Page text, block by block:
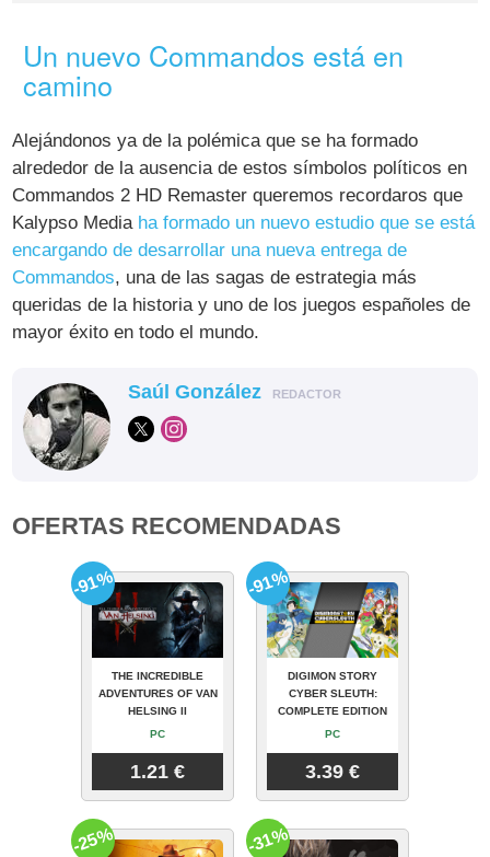
Un nuevo Commandos está en
camino
Alejándonos ya de la polémica que se ha formado
alrededor de la ausencia de estos símbolos políticos en
Commandos 2 HD Remaster queremos recordaros que
Kalypso Media ha formado un nuevo estudio que se está
encargando de desarrollar una nueva entrega de
Commandos, una de las sagas de estrategia más
queridas de la historia y uno de los juegos españoles de
mayor éxito en todo el mundo.
Saúl González REDACTOR
OFERTAS RECOMENDADAS
THE INCREDIBLE
ADVENTURES OF VAN
HELSING II
PC
1.21 €
-91%
DIGIMON STORY
CYBER SLEUTH:
COMPLETE EDITION
PC
3.39 €
-91%
-25% -31%